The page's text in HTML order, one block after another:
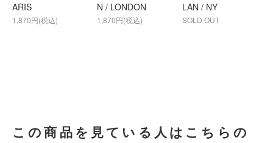
ARIS
1,870円(税込)
N / LONDON
1,870円(税込)
LAN / NY
SOLD OUT
この商品を見ている人はこちらの